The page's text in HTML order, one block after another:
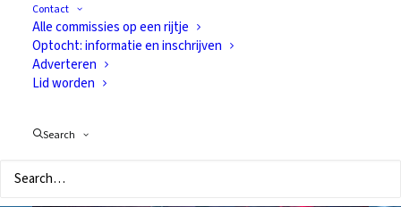
Contact
Alle commissies op een rijtje
Optocht: informatie en inschrijven
Adverteren
Lid worden
Search